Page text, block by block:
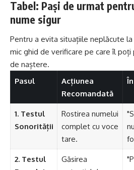
Tabel: Pași de urmat
nume sigur
Pentru a evita situațiile neplăcute
mic ghid de verificare pe care îl poți
de naștere.
Pasul
Acțiunea
Recomandată
1. Testul
Sonorității
Rostirea numelui
complet cu voce
tare.
2. Testul
Găsirea